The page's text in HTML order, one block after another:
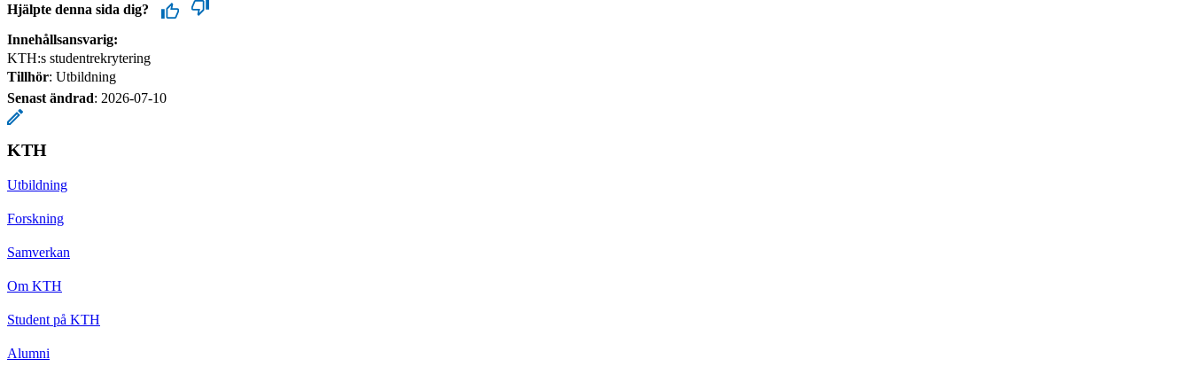
Hjälpte denna sida dig?
Innehållsansvarig:
KTH:s studentrekrytering
Tillhör: Utbildning
Senast ändrad: 2026-07-10
KTH
Utbildning
Forskning
Samverkan
Om KTH
Student på KTH
Alumni